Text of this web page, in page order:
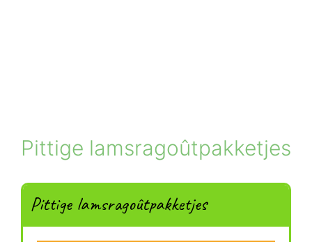
Pittige lamsragoûtpakketjes
Pittige lamsragoûtpakketjes